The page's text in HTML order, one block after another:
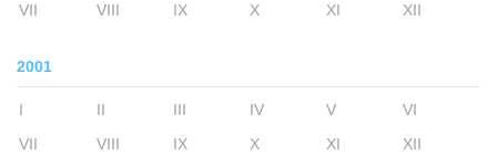
VII
VIII IX X XI XII
2001
I II III IV V
VI
VII
VIII IX X XI XII